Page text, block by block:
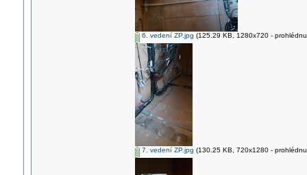
6. vedení ZP.jpg (125.29 KB, 1280x720 -
7. vedení ZP.jpg (130.25 KB, 720x1280 -